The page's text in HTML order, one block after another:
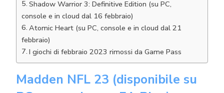
Shadow Warrior 3: Definitive Edition (su PC,
console e in cloud dal 16 febbraio)
Atomic Heart (su PC, console e in cloud dal 21
febbraio)
I giochi di febbraio 2023 rimossi da Game Pass
Madden NFL 23 (disponibile su